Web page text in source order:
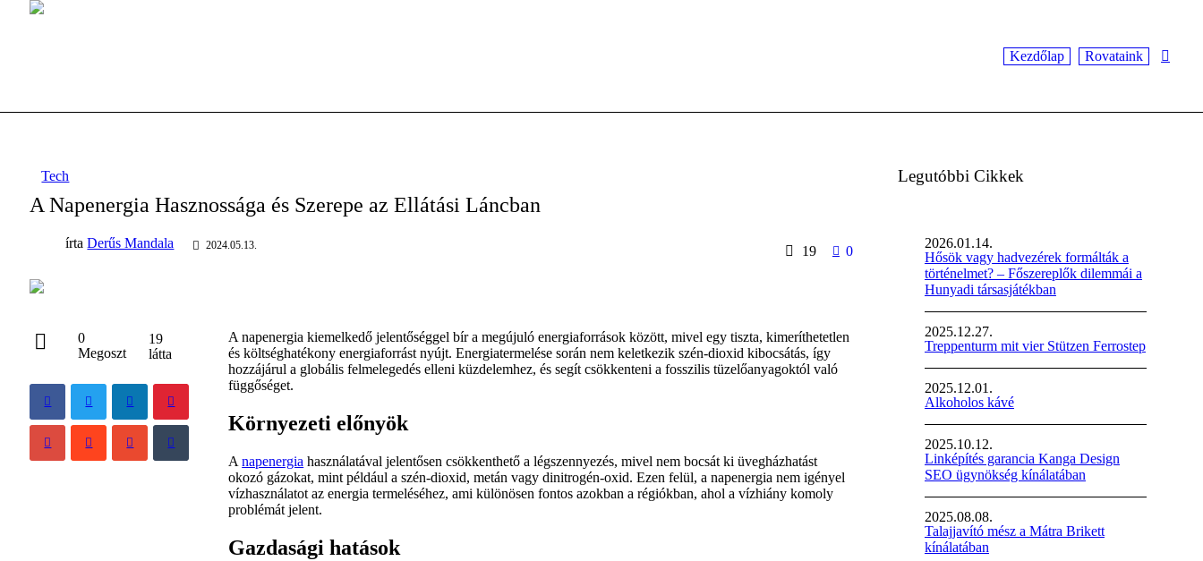
Kezdőlap Rovataink
Tech
A Napenergia Hasznossága és Szerepe az Ellátási Láncban
19 0
írtaDerűs Mandala 2024.05.13.
0
Megoszt
19
látta
A napenergia kiemelkedő jelentőséggel bír a megújuló energiaforrások között, mivel egy tiszta, kimeríthetetlen
és költséghatékony energiaforrást nyújt. Energiatermelése során nem keletkezik szén-dioxid kibocsátás, így
hozzájárul a globális felmelegedés elleni küzdelemhez, és segít csökkenteni a fosszilis tüzelőanyagoktól való
függőséget.
Környezeti előnyök
Anapenergia használatával jelentősen csökkenthető a légszennyezés, mivel nem bocsát ki üvegházhatást
okozó gázokat, mint például a szén-dioxid, metán vagy dinitrogén-oxid. Ezen felül, a napenergia nem igényel
vízhasználatot az energia termeléséhez, ami különösen fontos azokban a régiókban, ahol a vízhiány komoly
problémát jelent.
Gazdasági hatások
Legutóbbi Cikkek
Hősök vagy hadvezérek formálták a
történelmet? – Főszereplők dilemmái a
Hunyadi társasjátékban
2026.01.14.
Treppenturm mit vier Stützen Ferrostep
2025.12.27.
Alkoholos kávé
2025.12.01.
Linképítés garancia Kanga Design
SEO ügynökség kínálatában
2025.10.12.
Talajjavító mész a Mátra Brikett
kínálatában
2025.08.08.